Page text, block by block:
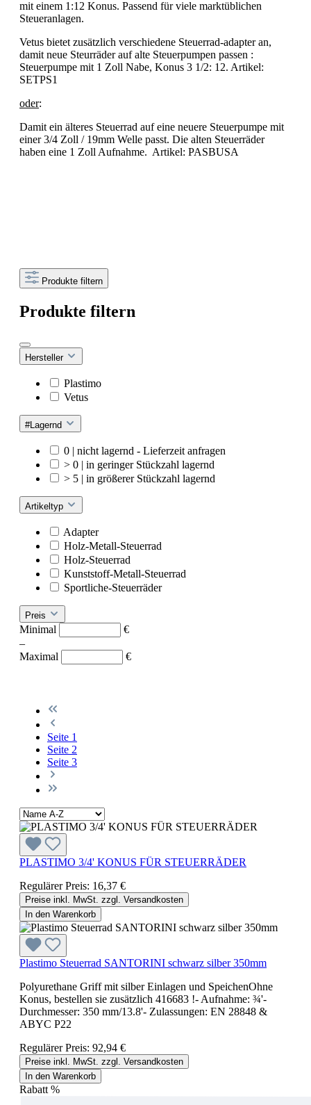
mit einem 1:12 Konus. Passend für viele marktüblichen
Steueranlagen.
Vetus bietet zusätzlich verschiedene Steuerrad-adapter an,
damit neue Steurräder auf alte Steuerpumpen passen :
Steuerpumpe mit 1 Zoll Nabe, Konus 3 1/2: 12. Artikel:
SETPS1
oder:
Damit ein älteres Steuerrad auf eine neuere Steuerpumpe mit
einer 3/4 Zoll / 19mm Welle passt. Die alten Steuerräder
haben eine 1 Zoll Aufnahme. Artikel: PASBUSA
Produkte filtern
Produkte filtern
Hersteller
Plastimo
Vetus
#Lagernd
0 | nicht lagernd - Lieferzeit anfragen
> 0 | in geringer Stückzahl lagernd
> 5 | in größerer Stückzahl lagernd
Artikeltyp
Adapter
Holz-Metall-Steuerrad
Holz-Steuerrad
Kunststoff-Metall-Steuerrad
Sportliche-Steuerräder
Preis
Minimal
€
–
Maximal
€
Seite 1
Seite 2
Seite 3
PLASTIMO 3/4' KONUS FÜR STEUERRÄDER
Regulärer Preis: 16,37 €
Preise inkl. MwSt. zzgl. Versandkosten
In den Warenkorb
Plastimo Steuerrad SANTORINI schwarz silber 350mm
Polyurethane Griff mit silber Einlagen und SpeichenOhne
Konus, bestellen sie zusätzlich 416683 !- Aufnahme: ¾'-
Durchmesser: 350 mm/13.8'- Zulassungen: EN 28848 &
ABYC P22
Regulärer Preis: 92,94 €
Preise inkl. MwSt. zzgl. Versandkosten
In den Warenkorb
Rabatt %